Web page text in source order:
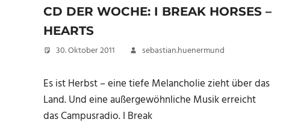
CD DER WOCHE: I BREAK HORSES –
HEARTS
30. Oktober 2011 sebastian.huenermund
Es ist Herbst – eine tiefe Melancholie zieht über das
Land. Und eine außergewöhnliche Musik erreicht
das Campusradio. I Break